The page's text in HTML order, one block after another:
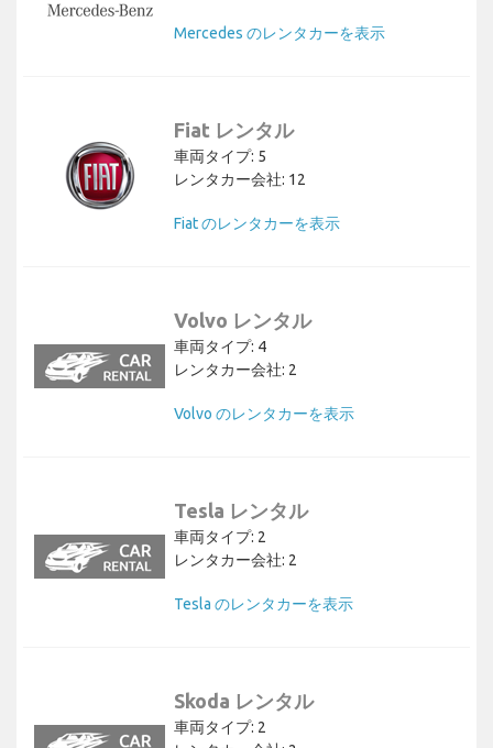
Mercedes のレンタカーを表示
Fiat レンタル
車両タイプ: 5
レンタカー会社: 12
Fiat のレンタカーを表示
Volvo レンタル
車両タイプ: 4
レンタカー会社: 2
Volvo のレンタカーを表示
Tesla レンタル
車両タイプ: 2
レンタカー会社: 2
Tesla のレンタカーを表示
Skoda レンタル
車両タイプ: 2